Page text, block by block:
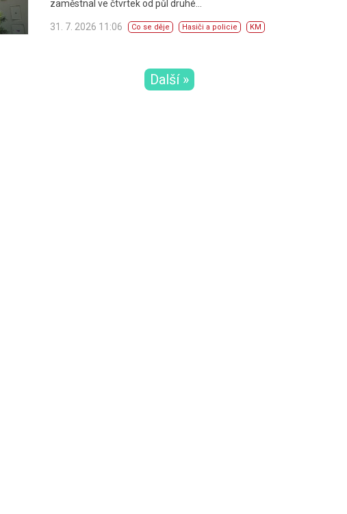
zaměstnal ve čtvrtek od půl druhé…
31. 7. 2026 11:06 Co se děje Hasiči a policie KM
Další »